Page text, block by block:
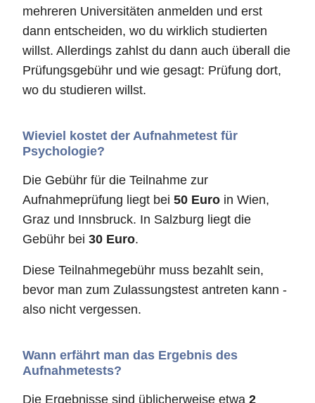
mehreren Universitäten anmelden und erst
dann entscheiden, wo du wirklich studierten
willst. Allerdings zahlst du dann auch überall die
Prüfungsgebühr und wie gesagt: Prüfung dort,
wo du studieren willst.
Wieviel kostet der Aufnahmetest für
Psychologie?
Die Gebühr für die Teilnahme zur
Aufnahmeprüfung liegt bei 50 Euro in Wien,
Graz und Innsbruck. In Salzburg liegt die
Gebühr bei 30 Euro.
Diese Teilnahmegebühr muss bezahlt sein,
bevor man zum Zulassungstest antreten kann -
also nicht vergessen.
Wann erfährt man das Ergebnis des
Aufnahmetests?
Die Ergebnisse sind üblicherweise etwa 2